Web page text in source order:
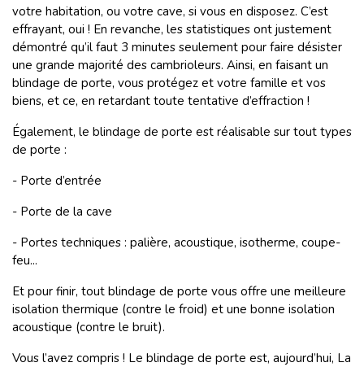
votre habitation, ou votre cave, si vous en disposez. C’est
effrayant, oui ! En revanche, les statistiques ont justement
démontré qu’il faut 3 minutes seulement pour faire désister
une grande majorité des cambrioleurs. Ainsi, en faisant un
blindage de porte, vous protégez et votre famille et vos
biens, et ce, en retardant toute tentative d’effraction !
Également, le blindage de porte est réalisable sur tout types
de porte :
- Porte d’entrée
- Porte de la cave
- Portes techniques : palière, acoustique, isotherme, coupe-
feu...
Et pour finir, tout blindage de porte vous offre une meilleure
isolation thermique (contre le froid) et une bonne isolation
acoustique (contre le bruit).
Vous l’avez compris ! Le blindage de porte est, aujourd’hui, La